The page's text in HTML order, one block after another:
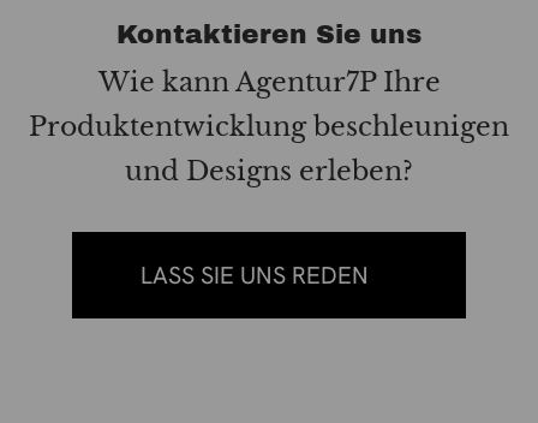
Kontaktieren Sie uns
Wie kann Agentur7P Ihre
Produktentwicklung beschleunigen
und Designs erleben?
LASS SIE UNS REDEN